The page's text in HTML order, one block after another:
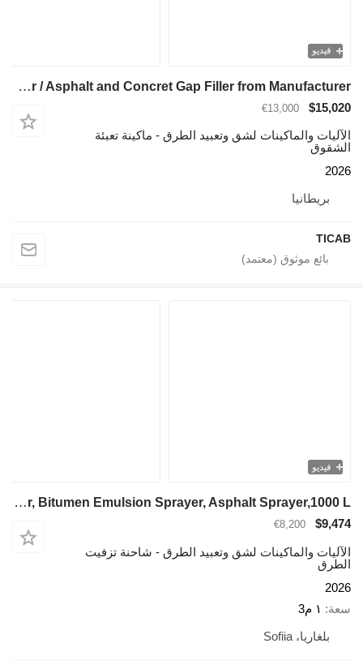
فيديو
TICAB Crack Sealer / Asphalt and Concret Gap Filler from Manufacturer
$15,020
€13,000
الآليات والماكينات لشق وتعبيد الطرق - ماكينة تعبئة
الشقوق
2026
بريطانيا
TICAB
فيديو
TICAB Manufacturer, Bitumen Emulsion Sprayer, Asphalt Sprayer,1000 L
$9,474
€8,200
الآليات والماكينات لشق وتعبيد الطرق - شاحنة تزفيت
الطرق
2026
سعة
١ م3
بلغاريا، Sofiia